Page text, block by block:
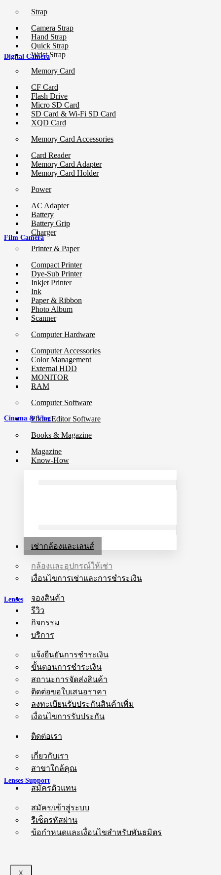
Strap
Camera Strap
Hand Strap
Quick Strap
Wrist Strap
Memory Card
CF Card
Flash Drive
Micro SD Card
SD Card & Wi-Fi SD Card
XQD Card
Memory Card Accessories
Card Reader
Memory Card Adapter
Memory Card Holder
Power
AC Adapter
Battery
Battery Grip
Charger
Printer & Paper
Compact Printer
Dye-Sub Printer
Inkjet Printer
Ink
Paper & Ribbon
Photo Album
Scanner
Computer Hardware
Computer Accessories
Color Management
External HDD
MONITOR
RAM
Computer Software
Photo Editor Software
Books & Magazine
Magazine
Know-How
เช่ากล้องและเลนส์
กล้องและอุปกรณ์ให้เช่า
เงื่อนไขการเช่าและการชำระเงิน
จองสินค้า
รีวิว
กิจกรรม
บริการ
แจ้งยืนยันการชำระเงิน
ขั้นตอนการชำระเงิน
สถานะการจัดส่งสินค้า
ติดต่อขอใบเสนอราคา
ลงทะเบียนรับประกันสินค้าเพิ่ม
เงื่อนไขการรับประกัน
ติดต่อเรา
เกี่ยวกับเรา
สาขาใกล้คุณ
สมัครตัวแทน
สมัคร/เข้าสู่ระบบ
รีเซ็ตรหัสผ่าน
ข้อกำหนดและเงื่อนไขสำหรับพันธมิตร
X
Digital Camera
Film Camera
Cinema & Vlog
Lenses
Lenses Support